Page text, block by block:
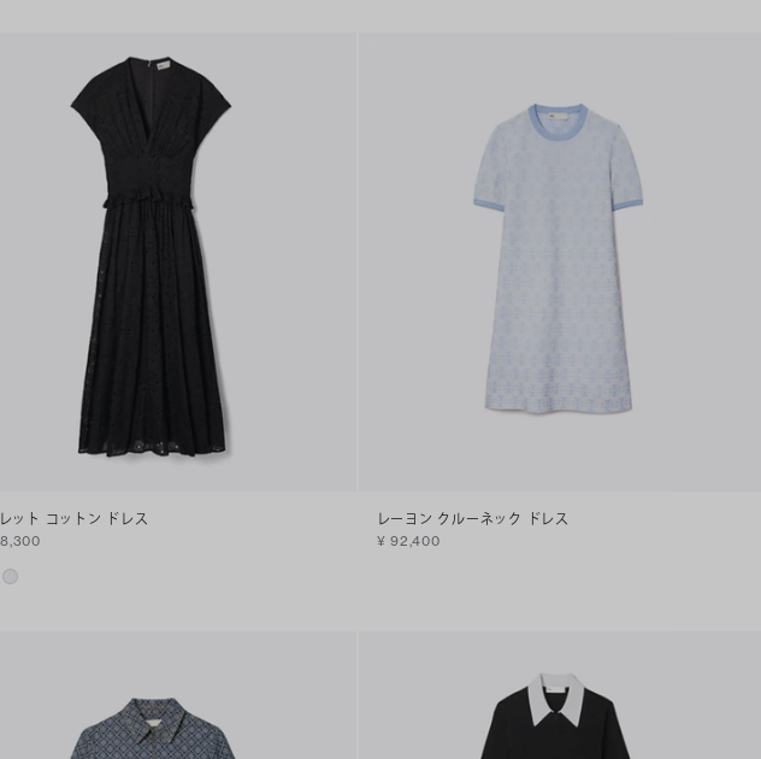
ット コットン ドレス
レーヨン クルーネック ドレス
¥ 92,400